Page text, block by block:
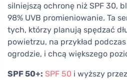
silniejszą ochronę niż SPF 30,
98% UVB promieniowanie. Ta
tych, którzy planują spędzać
powietrzu, na przykład
ogrodzie, i chcą większego
SPF 50+: SPF 50 i wyższy